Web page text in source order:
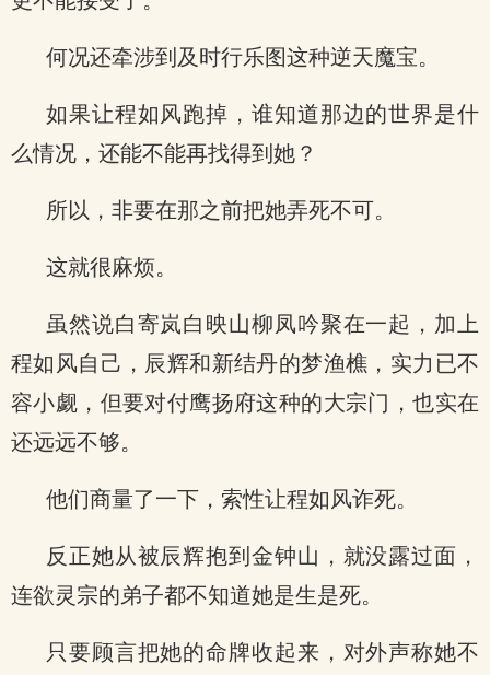
何况还牵涉到及时行乐图这种逆天魔宝。
如果让程如风跑掉，谁知道那边的世界是什
么情况，还能不能再找得到她？
所以，非要在那之前把她弄死不可。
这就很麻烦。
虽然说白寄岚白映山柳凤吟聚在一起，加上
程如风自己，辰辉和新结丹的梦渔樵，实力已不
容小觑，但要对付鹰扬府这种的大宗门，也实在
还远远不够。
他们商量了一下，索性让程如风诈死。
反正她从被辰辉抱到金钟山，就没露过面，
连欲灵宗的弟子都不知道她是生是死。
只要顾言把她的命牌收起来，对外声称她不